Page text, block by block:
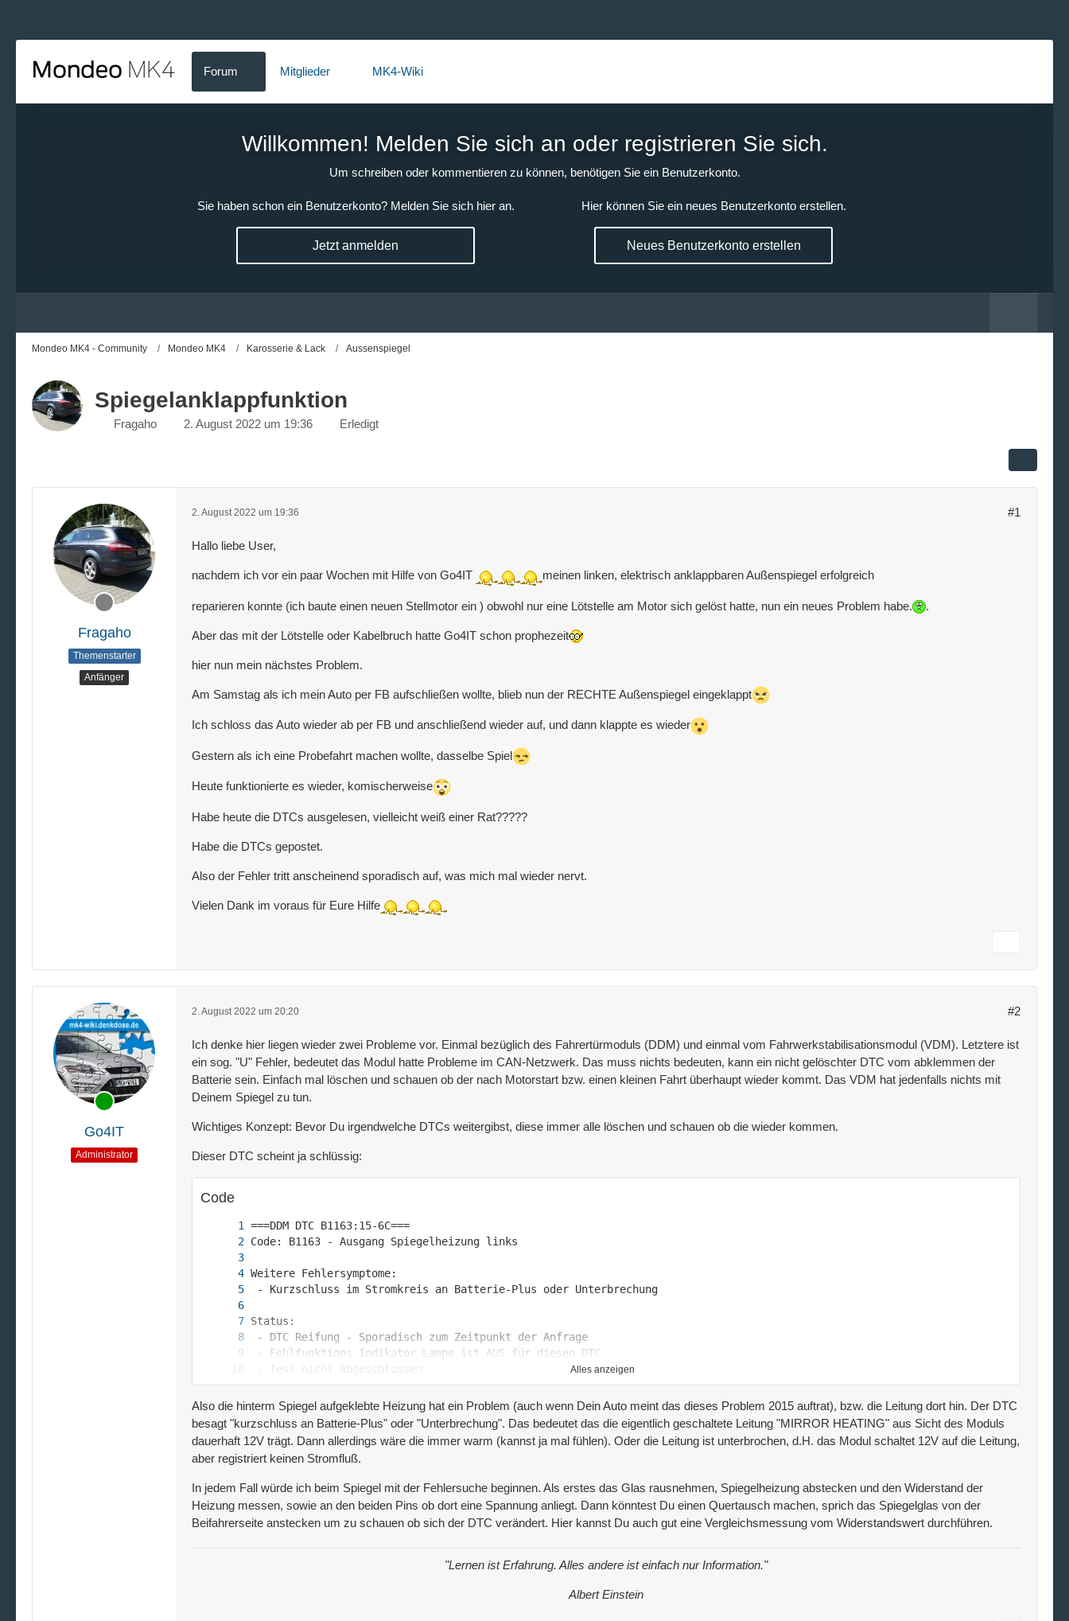
Forum Mitglieder MK4-Wiki
Willkommen! Melden Sie sich an oder registrieren Sie sich.
Um schreiben oder kommentieren zu können, benötigen Sie ein Benutzerkonto.
Sie haben schon ein Benutzerkonto? Melden Sie sich hier an.
Jetzt anmelden
Hier können Sie ein neues Benutzerkonto erstellen.
Neues Benutzerkonto erstellen
Mondeo MK4 - Community Mondeo MK4 Karosserie & Lack Aussenspiegel
Spiegelanklappfunktion
Fragaho 2. August 2022 um 19:36 Erledigt
Fragaho
Themenstarter
Anfänger
2. August 2022 um 19:36 #1
Hallo liebe User,
nachdem ich vor ein paar Wochen mit Hilfe von Go4IT meinen linken, elektrisch anklappbaren Außenspiegel erfolgreich
reparieren konnte (ich baute einen neuen Stellmotor ein ) obwohl nur eine Lötstelle am Motor sich gelöst hatte, nun ein neues Problem habe. .
Aber das mit der Lötstelle oder Kabelbruch hatte Go4IT schon prophezeit
hier nun mein nächstes Problem.
Am Samstag als ich mein Auto per FB aufschließen wollte, blieb nun der RECHTE Außenspiegel eingeklappt
Ich schloss das Auto wieder ab per FB und anschließend wieder auf, und dann klappte es wieder
Gestern als ich eine Probefahrt machen wollte, dasselbe Spiel
Heute funktionierte es wieder, komischerweise
Habe heute die DTCs ausgelesen, vielleicht weiß einer Rat?????
Habe die DTCs gepostet.
Also der Fehler tritt anscheinend sporadisch auf, was mich mal wieder nervt.
Vielen Dank im voraus für Eure Hilfe
Go4IT
Administrator
2. August 2022 um 20:20 #2
Ich denke hier liegen wieder zwei Probleme vor. Einmal bezüglich des Fahrertürmoduls (DDM) und einmal vom Fahrwerkstabilisationsmodul (VDM). Letztere ist
ein sog. "U" Fehler, bedeutet das Modul hatte Probleme im CAN-Netzwerk. Das muss nichts bedeuten, kann ein nicht gelöschter DTC vom abklemmen der
Batterie sein. Einfach mal löschen und schauen ob der nach Motorstart bzw. einen kleinen Fahrt überhaupt wieder kommt. Das VDM hat jedenfalls nichts mit
Deinem Spiegel zu tun.
Wichtiges Konzept: Bevor Du irgendwelche DTCs weitergibst, diese immer alle löschen und schauen ob die wieder kommen.
Dieser DTC scheint ja schlüssig:
Code
===END DDM DTC B1163:15-6C===
Alles anzeigen
Also die hinterm Spiegel aufgeklebte Heizung hat ein Problem (auch wenn Dein Auto meint das dieses Problem 2015 auftrat), bzw. die Leitung dort hin. Der DTC
besagt "kurzschluss an Batterie-Plus" oder "Unterbrechung". Das bedeutet das die eigentlich geschaltete Leitung "MIRROR HEATING" aus Sicht des Moduls
dauerhaft 12V trägt. Dann allerdings wäre die immer warm (kannst ja mal fühlen). Oder die Leitung ist unterbrochen, d.H. das Modul schaltet 12V auf die Leitung,
aber registriert keinen Stromfluß.
In jedem Fall würde ich beim Spiegel mit der Fehlersuche beginnen. Als erstes das Glas rausnehmen, Spiegelheizung abstecken und den Widerstand der
Heizung messen, sowie an den beiden Pins ob dort eine Spannung anliegt. Dann könntest Du einen Quertausch machen, sprich das Spiegelglas von der
Beifahrerseite anstecken um zu schauen ob sich der DTC verändert. Hier kannst Du auch gut eine Vergleichsmessung vom Widerstandswert durchführen.
"Lernen ist Erfahrung. Alles andere ist einfach nur Information."
Albert Einstein